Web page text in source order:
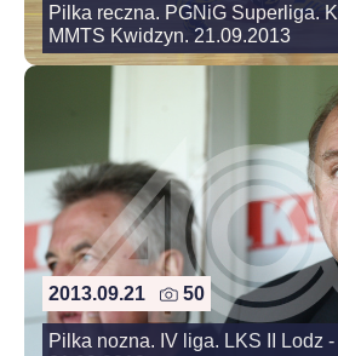
Pilka reczna. PGNiG Superliga.
MMTS Kwidzyn. 21.09.2013
2013.09.21 50
Pilka nozna. IV liga. LKS II Lodz